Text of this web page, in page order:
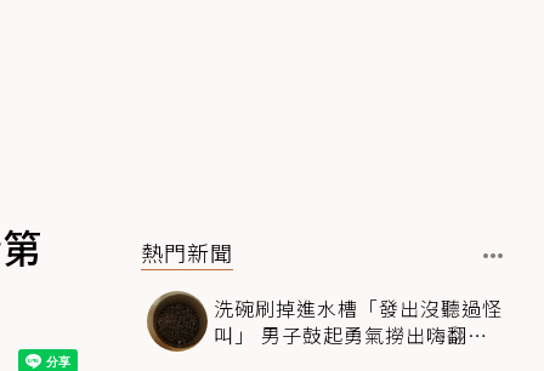
熱門新聞
洗碗刷掉進水槽「發出沒聽過怪
叫」 男子鼓起勇氣撈出嗨翻：